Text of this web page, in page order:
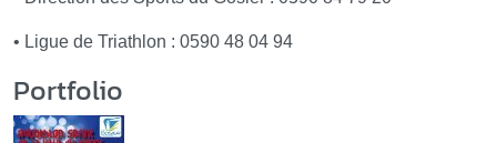
• Ligue de Triathlon : 0590 48 04 94
Portfolio